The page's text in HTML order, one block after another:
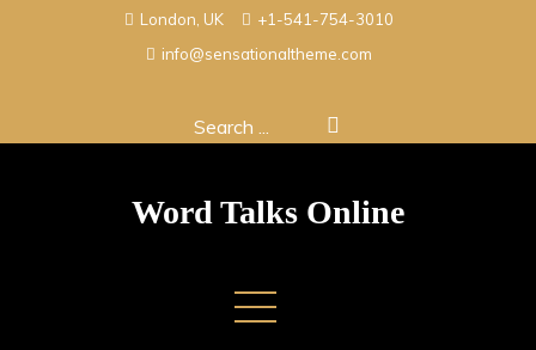
London, UK
+1-541-754-3010
info@sensationaltheme.com
Search
Word Talks Online